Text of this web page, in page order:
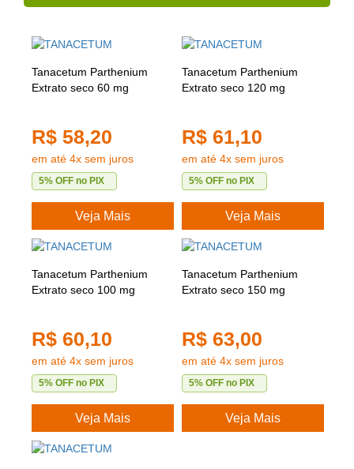
Tanacetum Parthenium
Extrato seco 60 mg
R$ 58,20
em até 4x sem juros
5% OFF no PIX
Veja Mais
Tanacetum Parthenium
Extrato seco 120 mg
R$ 61,10
em até 4x sem juros
5% OFF no PIX
Veja Mais
Tanacetum Parthenium
Extrato seco 100 mg
R$ 60,10
em até 4x sem juros
5% OFF no PIX
Veja Mais
Tanacetum Parthenium
Extrato seco 150 mg
R$ 63,00
em até 4x sem juros
5% OFF no PIX
Veja Mais